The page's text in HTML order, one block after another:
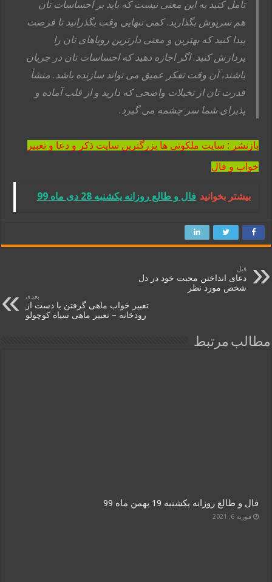
تأمل کنید به این معنی نیست که باید بر احساسات تان
هم سرپوش بگذارید. کمی تنهایی وقت بگذرانید تا فرصت
پیدا کنید که بهترین و معنی دارترین رویاهای تان را
پردازش کنید. اگر اجازه دهید که احساسات تان در جریان
باشند، آن وقت تفکر عمیق می تواند سازنده باشد. منشأ
قدرت تان از تخیلات واضحی که دارید و از قلب آماده و
پذیرای شما سر چشمه می گیرد.
بازنشر : سایت ملکوتی ها بزرگترین سایت ذکر و دعا و تعبیر
خواب و فال
بیشتر بخوانید فال و طالع روزانه یکشنبه 28 دی ماه 99
قبل
دعای انداختن محبت خود در دل
شخص مورد نظر
بعدی
تعبیر خواب ماهی گرفتن با دست از
رودخانه – تعبیر ماهی سیاه کوچولو
مطالب مرتبط
فال و طالع روزانه یکشنبه 19 بهمن ماه 99
فوریه 6, 2021